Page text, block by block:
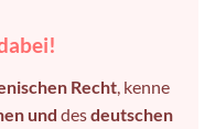
Recht , kenne
und desdeutschen